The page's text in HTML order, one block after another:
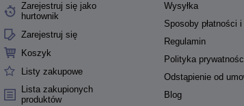
Zarejestruj się jako
hurtownik
Zarejestruj się
Koszyk
Listy zakupowe
Lista zakupionych
produktów
Wysyłka
Sposoby płatności
Regulamin
Polityka
Odstąpienie od
Blog